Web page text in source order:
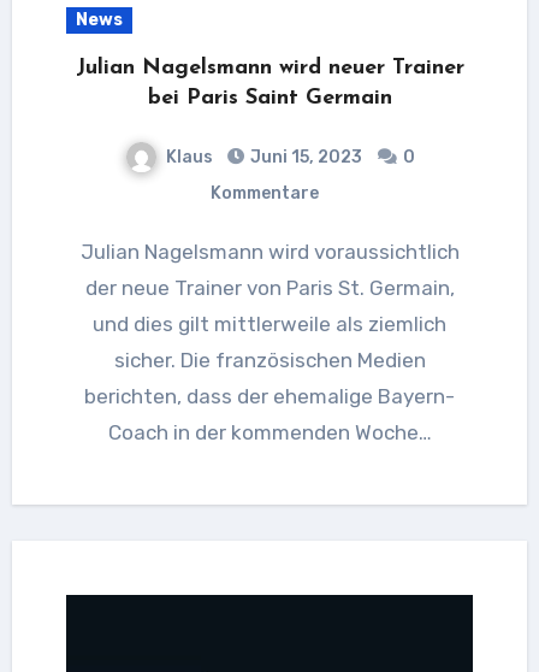
News
Julian Nagelsmann wird neuer Trainer
bei Paris Saint Germain
Klaus Juni 15, 2023
0
Kommentare
Julian Nagelsmann wird voraussichtlich
der neue Trainer von Paris St. Germain,
und dies gilt mittlerweile als ziemlich
sicher. Die französischen Medien
berichten, dass der ehemalige Bayern-
Coach in der kommenden Woche…